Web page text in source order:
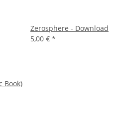
Book)
Zerosphere - Download
5,00 € *